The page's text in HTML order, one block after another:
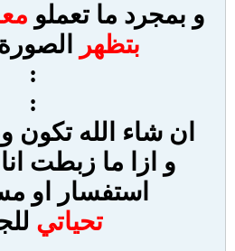
و بمجرد ما تعملو
بتظهر
:
:
ان شاء الله تكون
و ازا ما زبطت
استفسار او
تحياتي